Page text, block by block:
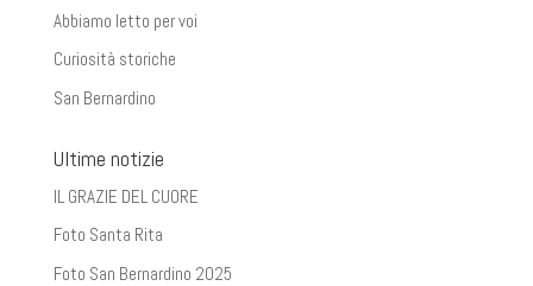
Abbiamo letto per voi
Curiosità storiche
San Bernardino
Ultime notizie
IL GRAZIE DEL CUORE
Foto Santa Rita
Foto San Bernardino 2025